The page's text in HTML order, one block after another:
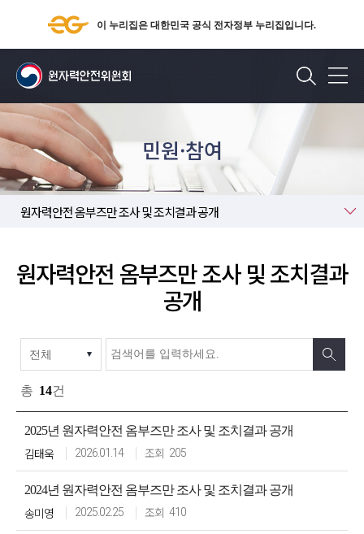
이 누리집은 대한민국 공식 전자정부 누리집입니다.
민원·참여
원자력안전 옴부즈만
원자력안전 옴부즈만 조사 및 조치결과 공개
원자력안전 옴부즈만 조사 및 조치결과
공개
총 14건
2025년 원자력안전 옴부즈만 조사 및 조치결과 공개
김태욱 2026.01.14 205
2024년 원자력안전 옴부즈만 조사 및 조치결과 공개
송미영 2025.02.25 410